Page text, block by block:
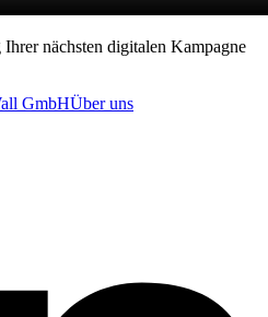
nächsten digitalen Kampagne
GmbHÜber uns